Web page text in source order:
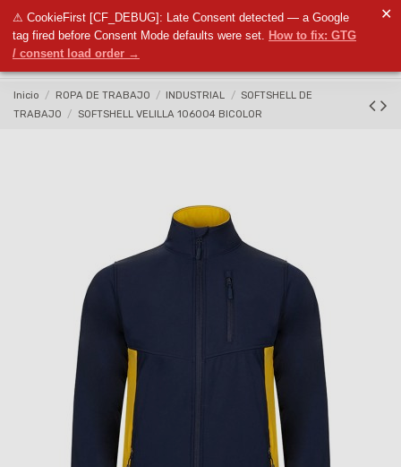
⚠ CookieFirst [CF_DEBUG]: Late Consent detected — a Google
tag fired before Consent Mode defaults were set. How to fix: GTG
/ consent load order →
✕
Inicio ROPA DE TRABAJO INDUSTRIAL
SOFTSHELL DE
TRABAJO
SOFTSHELL VELILLA 106004 BICOLOR